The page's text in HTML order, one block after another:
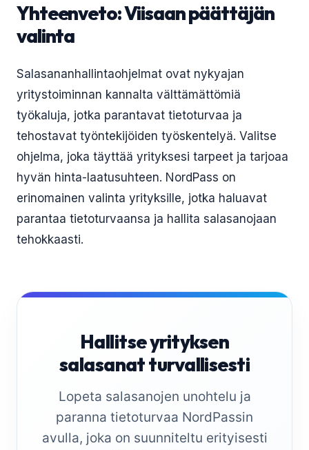
Yhteenveto: Viisaan päättäjän
valinta
Salasananhallintaohjelmat ovat nykyajan
yritystoiminnan kannalta välttämättömiä
työkaluja, jotka parantavat tietoturvaa ja
tehostavat työntekijöiden työskentelyä. Valitse
ohjelma, joka täyttää yrityksesi tarpeet ja tarjoaa
hyvän hinta-laatusuhteen. NordPass on
erinomainen valinta yrityksille, jotka haluavat
parantaa tietoturvaansa ja hallita salasanojaan
tehokkaasti.
Hallitse yrityksen
salasanat turvallisesti
Lopeta salasanojen unohtelu ja
paranna tietoturvaa NordPassin
avulla, joka on suunniteltu erityisesti